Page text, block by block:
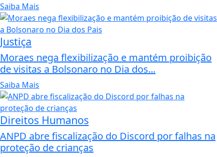
Saiba Mais
Justiça
Moraes nega flexibilização e mantém proibição
de visitas a Bolsonaro no Dia dos...
Saiba Mais
Direitos Humanos
ANPD abre fiscalização do Discord por falhas na
proteção de crianças